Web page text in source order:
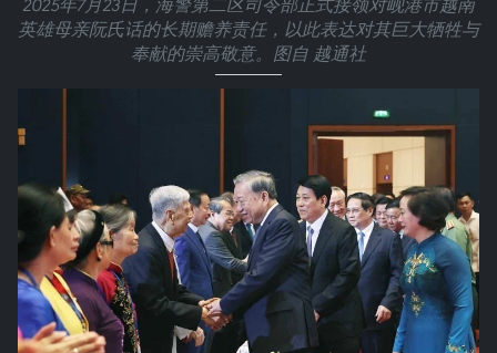
2025年7月23日，海警第二区司令部正式接领对岘港市越南
英雄母亲阮氏话的长期赡养责任，以此表达对其巨大牺牲与
奉献的崇高敬意。图自 越通社